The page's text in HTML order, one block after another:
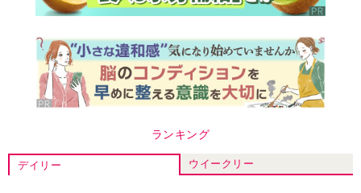
ランキング
デイリー ウイークリー